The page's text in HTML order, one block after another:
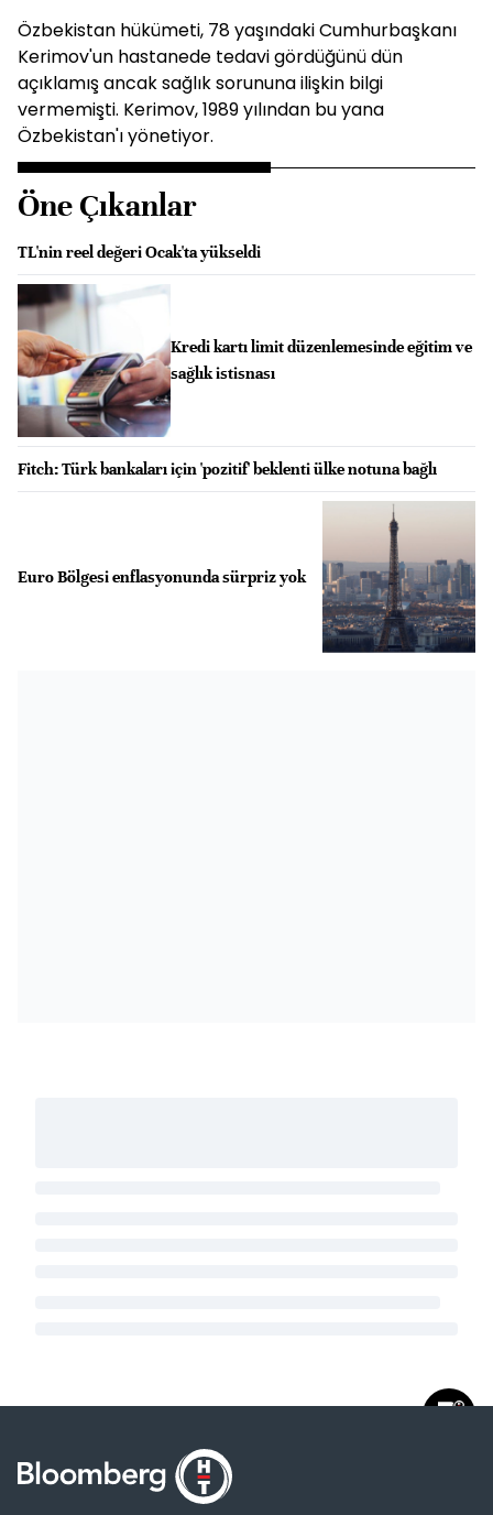
Özbekistan hükümeti, 78 yaşındaki Cumhurbaşkanı
Kerimov'un hastanede tedavi gördüğünü dün
açıklamış ancak sağlık sorununa ilişkin bilgi
vermemişti. Kerimov, 1989 yılından bu yana
Özbekistan'ı yönetiyor.
Öne Çıkanlar
TL'nin reel değeri Ocak'ta yükseldi
Kredi kartı limit düzenlemesinde eğitim ve
sağlık istisnası
Fitch: Türk bankaları için 'pozitif' beklenti ülke notuna bağlı
Euro Bölgesi enflasyonunda sürpriz yok